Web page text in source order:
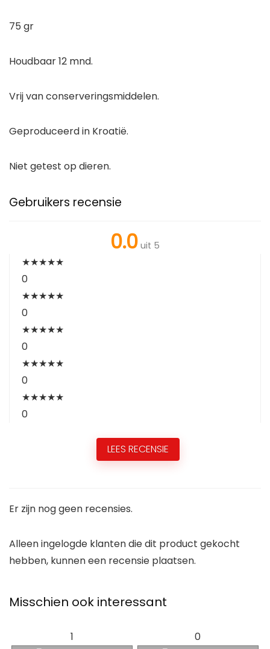
75 gr
Houdbaar 12 mnd.
Vrij van conserveringsmiddelen.
Geproduceerd in Kroatië.
Niet getest op dieren.
Gebruikers recensie
0.0 uit 5
★★★★★
0
★★★★★
0
★★★★★
0
★★★★★
0
★★★★★
0
LEES RECENSIE
Er zijn nog geen recensies.
Alleen ingelogde klanten die dit product gekocht
hebben, kunnen een recensie plaatsen.
Misschien ook interessant
1 0